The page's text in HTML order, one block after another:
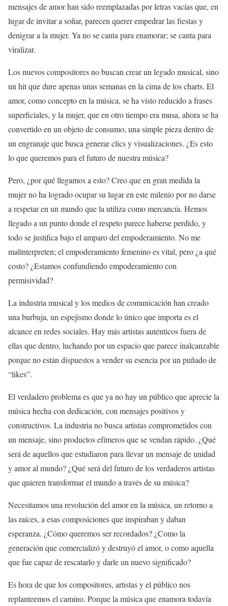
mensajes de amor han sido reemplazadas por letras vacías que, en
lugar de invitar a soñar, parecen querer empedrar las fiestas y
denigrar a la mujer. Ya no se canta para enamorar; se canta para
viralizar.
Los nuevos compositores no buscan crear un legado musical, sino
un hit que dure apenas unas semanas en la cima de los charts. El
amor, como concepto en la música, se ha visto reducido a frases
superficiales, y la mujer, que en otro tiempo era musa, ahora se ha
convertido en un objeto de consumo, una simple pieza dentro de
un engranaje que busca generar clics y visualizaciones. ¿Es esto
lo que queremos para el futuro de nuestra música?
Pero, ¿por qué llegamos a esto? Creo que en gran medida la
mujer no ha logrado ocupar su lugar en este milenio por no darse
a respetar en un mundo que la utiliza como mercancía. Hemos
llegado a un punto donde el respeto parece haberse perdido, y
todo se justifica bajo el amparo del empoderamiento. No me
malinterpreten; el empoderamiento femenino es vital, pero ¿a qué
costo? ¿Estamos confundiendo empoderamiento con
permisividad?
La industria musical y los medios de comunicación han creado
una burbuja, un espejismo donde lo único que importa es el
alcance en redes sociales. Hay más artistas auténticos fuera de
ellas que dentro, luchando por un espacio que parece inalcanzable
porque no están dispuestos a vender su esencia por un puñado de
“likes”.
El verdadero problema es que ya no hay un público que aprecie la
música hecha con dedicación, con mensajes positivos y
constructivos. La industria no busca artistas comprometidos con
un mensaje, sino productos efímeros que se vendan rápido. ¿Qué
será de aquellos que estudiaron para llevar un mensaje de unidad
y amor al mundo? ¿Qué será del futuro de los verdaderos artistas
que quieren transformar el mundo a través de su música?
Necesitamos una revolución del amor en la música, un retorno a
las raíces, a esas composiciones que inspiraban y daban
esperanza. ¿Cómo queremos ser recordados? ¿Como la
generación que comercializó y destruyó el amor, o como aquella
que fue capaz de rescatarlo y darle un nuevo significado?
Es hora de que los compositores, artistas y el público nos
replanteemos el camino. Porque la música que enamora todavía